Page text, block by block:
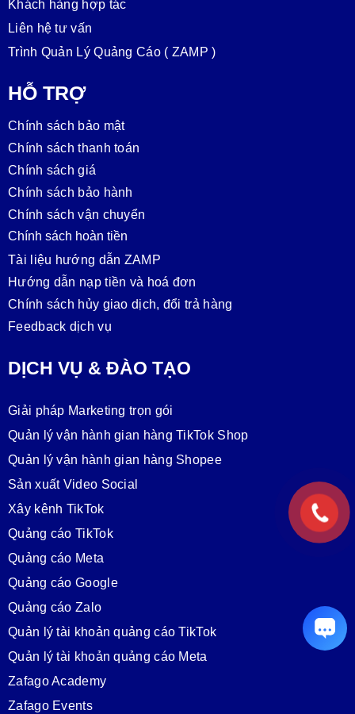
Khách hàng hợp tác
Liên hệ tư vấn
Trình Quản Lý Quảng Cáo ( ZAMP )
HỖ TRỢ
Chính sách bảo mật
Chính sách thanh toán
Chính sách giá
Chính sách bảo hành
Chính sách vận chuyển
Chính sách hoàn tiền
Tài liệu hướng dẫn ZAMP
Hướng dẫn nạp tiền và hoá đơn
Chính sách hủy giao dịch, đổi trả hàng
Feedback dịch vụ
DỊCH VỤ & ĐÀO TẠO
Giải pháp Marketing trọn gói
Quản lý vận hành gian hàng TikTok Shop
Quản lý vận hành gian hàng Shopee
Sản xuất Video Social
Xây kênh TikTok
Quảng cáo TikTok
Quảng cáo Meta
Quảng cáo Google
Quảng cáo Zalo
Quản lý tài khoản quảng cáo TikTok
Quản lý tài khoản quảng cáo Meta
Zafago Academy
Zafago Events